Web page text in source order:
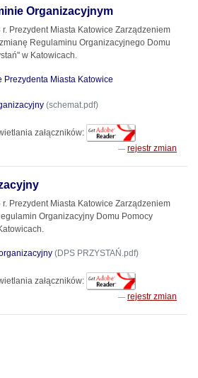
Organizacyjnym
Prezydent Miasta Katowice Zarządzeniem
Regulaminu Organizacyjnego Domu
w Katowicach.
Prezydenta Miasta Katowice
(schemat.pdf)
załączników:
rejestr zmian
Prezydent Miasta Katowice Zarządzeniem
Organizacyjny Domu Pomocy
(DPS PRZYSTAŃ.pdf)
załączników:
rejestr zmian